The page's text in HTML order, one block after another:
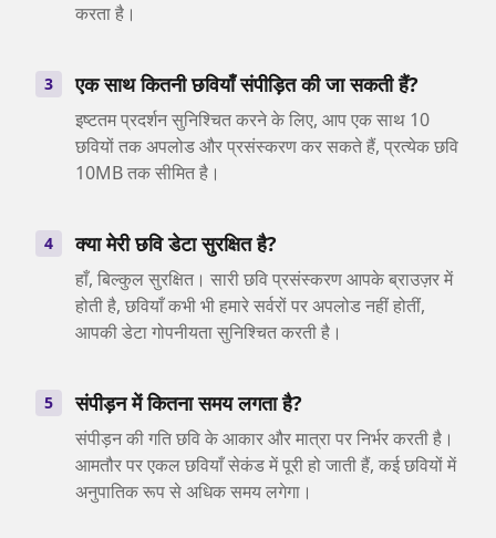
करता है।
3 एक साथ कितनी छवियाँ संपीड़ित की जा सकती हैं?
इष्टतम प्रदर्शन सुनिश्चित करने के लिए, आप एक साथ 10
छवियों तक अपलोड और प्रसंस्करण कर सकते हैं, प्रत्येक छवि
10MB तक सीमित है।
4 क्या मेरी छवि डेटा सुरक्षित है?
हाँ, बिल्कुल सुरक्षित। सारी छवि प्रसंस्करण आपके ब्राउज़र में
होती है, छवियाँ कभी भी हमारे सर्वरों पर अपलोड नहीं होतीं,
आपकी डेटा गोपनीयता सुनिश्चित करती है।
5 संपीड़न में कितना समय लगता है?
संपीड़न की गति छवि के आकार और मात्रा पर निर्भर करती है।
आमतौर पर एकल छवियाँ सेकंड में पूरी हो जाती हैं, कई छवियों में
अनुपातिक रूप से अधिक समय लगेगा।